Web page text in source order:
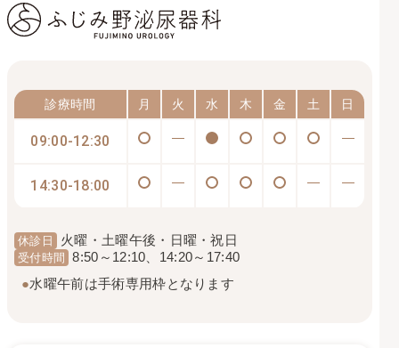
診療時間 月 火 水 木 金 土 日
09:00-12:30
14:30-18:00
休診日 火曜・土曜午後・日曜・祝日
受付時間
8:50～12:10、14:20～17:40
●水曜午前は手術専用枠となります